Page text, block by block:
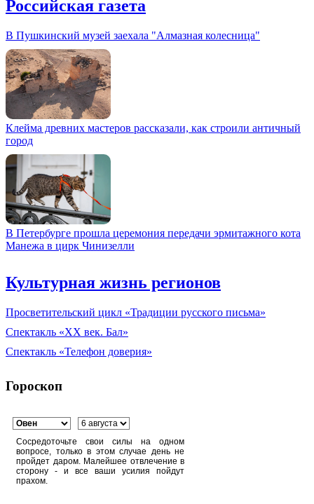
Российская газета
В Пушкинский музей заехала "Алмазная колесница"
Клейма древних мастеров рассказали, как строили античный
город
В Петербурге прошла церемония передачи эрмитажного кота
Манежа в цирк Чинизелли
Культурная жизнь регионов
Просветительский цикл «Традиции русского письма»
Спектакль «XX век. Бал»
Спектакль «Телефон доверия»
Гороскоп
Сосредоточьте свои силы на одном
вопросе, только в этом случае день не
пройдет даром. Малейшее отвлечение в
сторону - и все ваши усилия пойдут
прахом.